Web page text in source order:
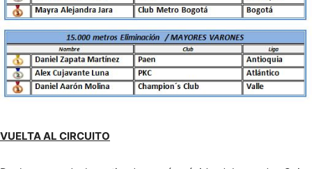
VUELTA AL CIRCUITO